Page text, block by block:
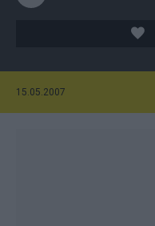
15.05.2007